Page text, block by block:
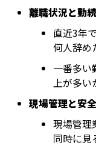
離職状況と勤
直近3年
何人辞め
一番多い
上が多い
現場管理と安
現場管理
同時に見